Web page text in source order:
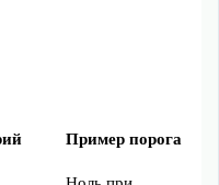
Пример порога